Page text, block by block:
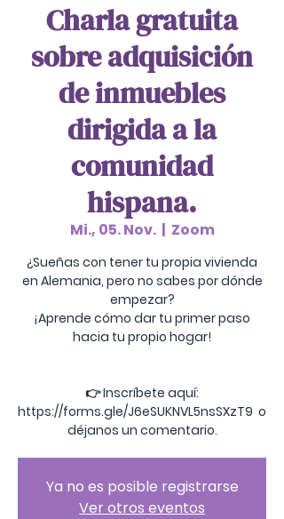
Charla gratuita
sobre adquisición
de inmuebles
dirigida a la
comunidad
hispana.
Mi., 05. Nov.
  |
Zoom
¿Sueñas con tener tu propia vivienda
en Alemania, pero no sabes por dónde
empezar?
¡Aprende cómo dar tu primer paso
hacia tu propio hogar!
👉 Inscríbete aquí:
https://forms.gle/J6eSUKNVL5nsSXzT9 o
Ya no es posible registrarse
Ver otros eventos